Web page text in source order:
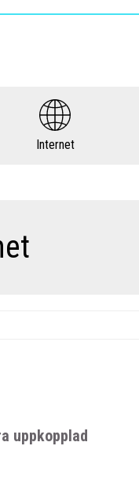
Internet
uppkopplad